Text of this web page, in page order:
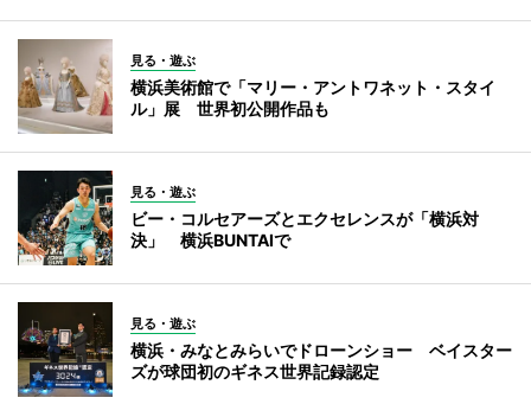
見る・遊ぶ
横浜美術館で「マリー・アントワネット・スタイ
ル」展 世界初公開作品も
見る・遊ぶ
ビー・コルセアーズとエクセレンスが「横浜対
決」 横浜BUNTAIで
見る・遊ぶ
横浜・みなとみらいでドローンショー ベイスター
ズが球団初のギネス世界記録認定